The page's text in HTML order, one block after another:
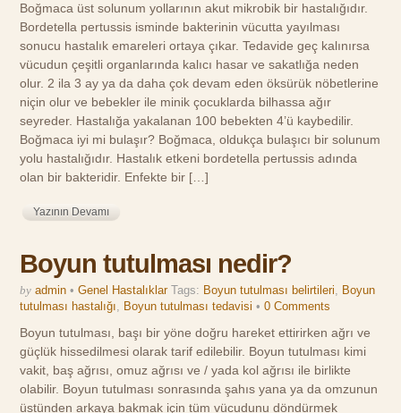
Boğmaca üst solunum yollarının akut mikrobik bir hastalığıdır.
Bordetella pertussis isminde bakterinin vücutta yayılması
sonucu hastalık emareleri ortaya çıkar. Tedavide geç kalınırsa
vücudun çeşitli organlarında kalıcı hasar ve sakatlığa neden
olur. 2 ila 3 ay ya da daha çok devam eden öksürük nöbetlerine
niçin olur ve bebekler ile minik çocuklarda bilhassa ağır
seyreder. Hastalığa yakalanan 100 bebekten 4’ü kaybedilir.
Boğmaca iyi mi bulaşır? Boğmaca, oldukça bulaşıcı bir solunum
yolu hastalığıdır. Hastalık etkeni bordetella pertussis adında
olan bir bakteridir. Enfekte bir […]
Yazının Devamı
Boyun tutulması nedir?
by admin • Genel Hastalıklar Tags: Boyun tutulması belirtileri
Boyun
tutulması hastalığı
Boyun tutulması tedavisi •0 Comments
Boyun tutulması, başı bir yöne doğru hareket ettirirken ağrı ve
güçlük hissedilmesi olarak tarif edilebilir. Boyun tutulması kimi
vakit, baş ağrısı, omuz ağrısı ve / yada kol ağrısı ile birlikte
olabilir. Boyun tutulması sonrasında şahıs yana ya da omzunun
üstünden arkaya bakmak için tüm vücudunu döndürmek